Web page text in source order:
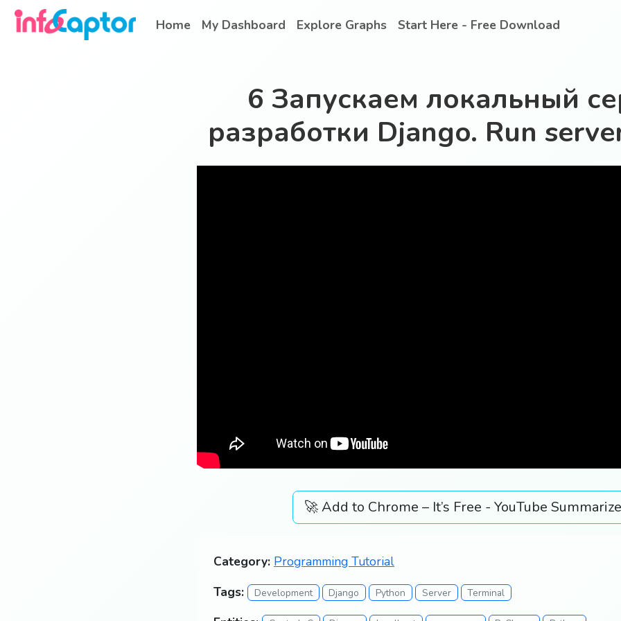
Home My Dashboard Explore Graphs Start Here - Free Download
6 Запускаем локальный
разработки Django. Run
🚀 Add to Chrome – It’s Free - YouTube
Category: Programming Tutorial
Tags:
Development Django Python Server Terminal